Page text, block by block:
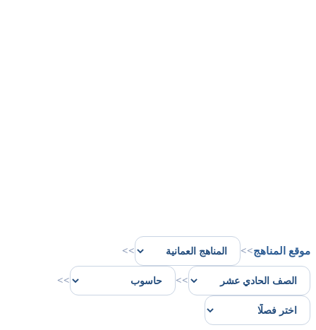
موقع المناهج>>
>>
>>
>>